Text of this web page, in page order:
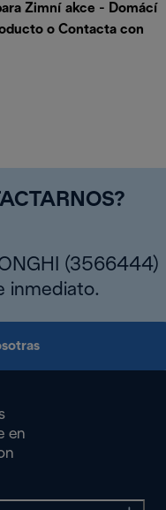
Zimní akce - Domácí
o Contacta con
(3566444)
inmediato.
en